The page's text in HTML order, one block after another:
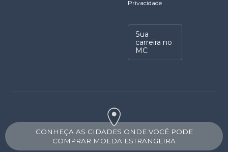
Privacidade
Sua
carreira no
MC
CONHEÇA AS CIDADES ONDE VOCÊ PODE
COMPRAR MOEDA ESTRANGEIRA